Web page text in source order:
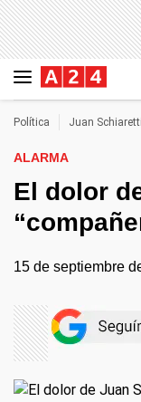
Política Juan Schiaretti
ALARMA
El dolor
15 de septiembre